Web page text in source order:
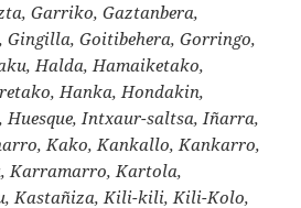
Garriko, Gaztanbera,
Goitibehera, Gorringo,
Halda, Hamaiketako,
Hanka, Hondakin,
Huesque, Intxaur-saltsa, Iñarra,
Kako, Kankallo, Kankarro,
Karramarro, Kartola,
Kastañiza, Kili-kili, Kili-Kolo,